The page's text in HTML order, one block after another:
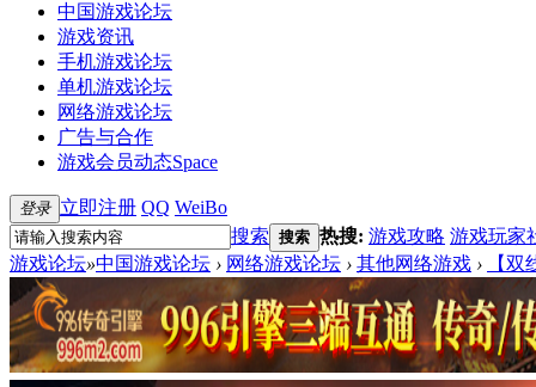
中国游戏论坛
游戏资讯
手机游戏论坛
单机游戏论坛
网络游戏论坛
广告与合作
游戏会员动态Space
登录 立即注册 QQ WeiBo
搜索 搜索 热搜: 游戏攻略 游戏玩家
游戏论坛»中国游戏论坛 › 网络游戏论坛 › 其他网络游戏 › 【